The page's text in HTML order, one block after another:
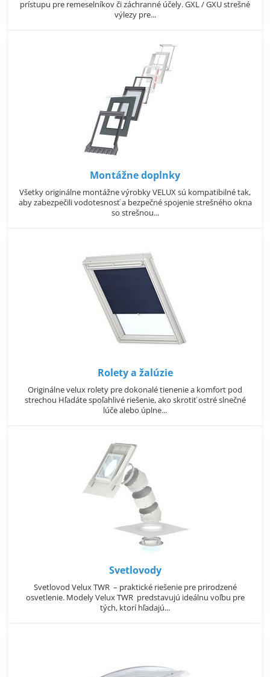
prístupu pre remeselníkov či záchranné účely. GXL / GXU strešné
výlezy pre...
Montážne doplnky
Všetky originálne montážne výrobky VELUX sú kompatibilné tak,
aby zabezpečili vodotesnosť a bezpečné spojenie strešného okna
so strešnou...
Rolety a žalúzie
Originálne velux rolety pre dokonalé tienenie a komfort pod
strechou Hľadáte spoľahlivé riešenie, ako skrotiť ostré slnečné
lúče alebo úplne...
Svetlovody
Svetlovod Velux TWR – praktické riešenie pre prirodzené
osvetlenie. Modely Velux TWR predstavujú ideálnu voľbu pre
tých, ktorí hľadajú...